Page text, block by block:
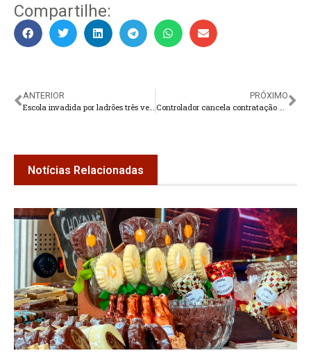
Compartilhe:
ANTERIOR
Escola invadida por ladrões três vezes em uma semana
PRÓXIMO
Controlador cancela contratação de OS para gestão da UPA
Notícias Relacionadas